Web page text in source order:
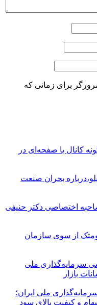
برای زمانی که
کانال یا صفحه‌ای در
بحران صنعت
اختصاصی دکتر حنیفی
از سوی سازمان
سرمایه‌گذاری ملی
بازار
ملی ایران؛
و کیفیت بالای سود